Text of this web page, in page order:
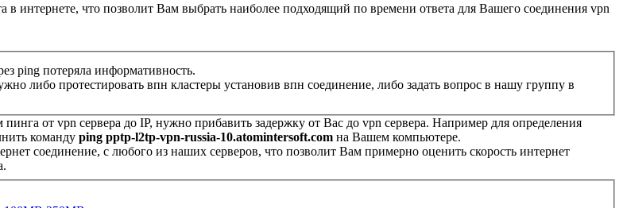
интернете, что позволит Вам выбрать наиболее подходящий по времени ответа для Вашего соединения vpn
ping потеряла информативность.
либо протестировать впн кластеры установив впн соединение, либо задать вопрос в нашу группу в
от vpn сервера до IP, нужно прибавить задержку от Вас до vpn сервера. Например для определения
команду ping pptp-l2tp-vpn-russia-10.atomintersoft.com на Вашем компьютере.
соединение, с любого из наших серверов, что позволит Вам примерно оценить скорость интернет